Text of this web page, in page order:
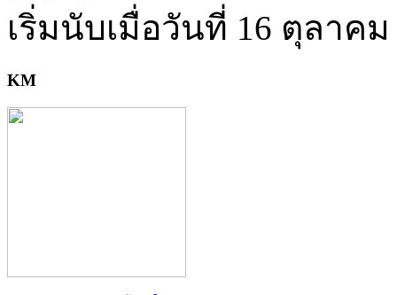
เริ่มนับเมื่อวันที่ 16 ตุลาคม
KM